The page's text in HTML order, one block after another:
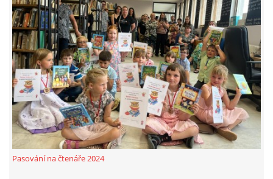
Pasování na čtenáře 2024